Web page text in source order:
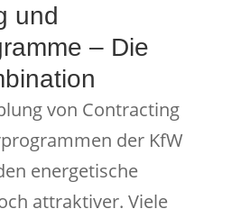
und
– Die
von Contracting
der KfW
energetische
attraktiver. Viele